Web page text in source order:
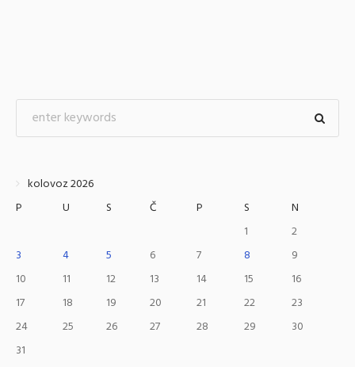
kolovoz 2026
P
U S Č P S
N
1
2
3
4 5 6 7 8
9
10
11 12 13 14 15
16
17
18 19 20 21 22
23
24
25 26 27 28 29
30
31